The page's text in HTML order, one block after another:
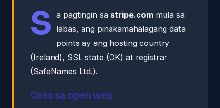
S a pagtingin sa stripe.com mula sa
labas, ang pinakamahalagang data
points ay ang hosting country
(Ireland), SSL state (OK) at registrar
(SafeNames Ltd.).
Oras sa open web